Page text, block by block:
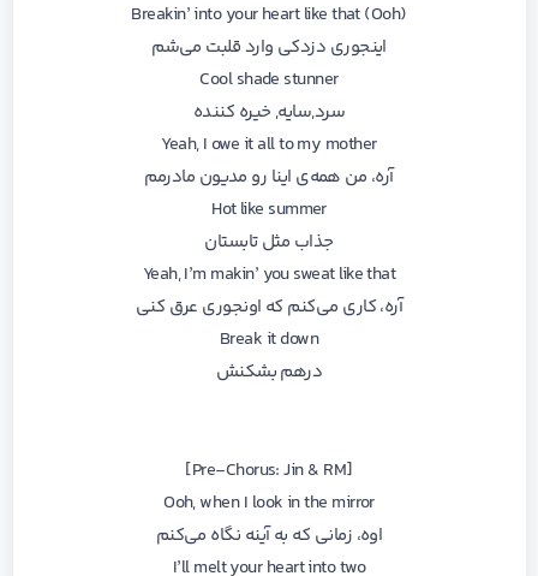
Breakin’ into your heart like that (Ooh)
اینجوری دزدکی وارد قلبت می‌شم
Cool shade stunner
سرد,سایه, خیره کننده
Yeah, I owe it all to my mother
آره، من همه‌ی اینا رو مدیون مادرمم
Hot like summer
جذاب مثل تابستان
Yeah, I’m makin’ you sweat like that
آره، کاری می‌کنم که اونجوری عرق کنی
Break it down
درهم بشکنش
[Pre-Chorus: Jin & RM]
Ooh, when I look in the mirror
اوه، زمانی که به آینه نگاه می‌کنم
I’ll melt your heart into two